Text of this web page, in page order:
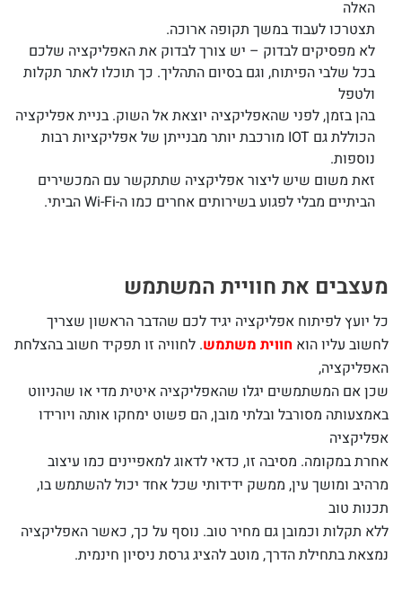
האלה
תצטרכו לעבוד במשך תקופה ארוכה.
לא מפסיקים לבדוק – יש צורך לבדוק את האפליקציה שלכם
בכל שלבי הפיתוח, וגם בסיום התהליך. כך תוכלו לאתר תקלות
ולטפל
בהן בזמן, לפני שהאפליקציה יוצאת אל השוק. בניית אפליקציה
הכוללת גם IOT מורכבת יותר מבנייתן של אפליקציות רבות
נוספות.
זאת משום שיש ליצור אפליקציה שתתקשר עם המכשירים
הביתיים מבלי לפגוע בשירותים אחרים כמו ה-Wi-Fi הביתי.
מעצבים את חוויית המשתמש
כל יועץ לפיתוח אפליקציה יגיד לכם שהדבר הראשון שצריך
לחשוב עליו הוא חווית משתמש. לחוויה זו תפקיד חשוב בהצלחת
האפליקציה,
שכן אם המשתמשים יגלו שהאפליקציה איטית מדי או שהניווט
באמצעותה מסורבל ובלתי מובן, הם פשוט ימחקו אותה ויורידו
אפליקציה
אחרת במקומה. מסיבה זו, כדאי לדאוג למאפיינים כמו עיצוב
מרהיב ומושך עין, ממשק ידידותי שכל אחד יכול להשתמש בו,
תכנות טוב
ללא תקלות וכמובן גם מחיר טוב. נוסף על כך, כאשר האפליקציה
נמצאת בתחילת הדרך, מוטב להציג גרסת ניסיון חינמית.